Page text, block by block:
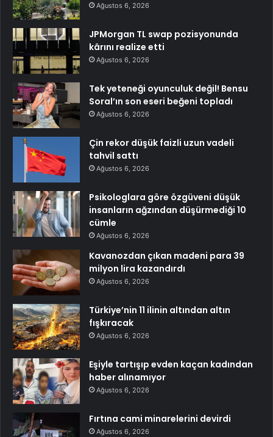
Ağustos 6, 2026
JPMorgan TL swap pozisyonunda
kârını realize etti
Ağustos 6, 2026
Tek yeteneği oyunculuk değil! Bensu
Soral’ın son eseri beğeni topladı
Ağustos 6, 2026
Çin rekor düşük faizli uzun vadeli
tahvil sattı
Ağustos 6, 2026
Psikologlara göre özgüveni düşük
insanların ağzından düşürmediği 10
cümle
Ağustos 6, 2026
Kavanozdan çıkan madeni para 39
milyon lira kazandırdı
Ağustos 6, 2026
Türkiye’nin 11 ilinin altından altın
fışkıracak
Ağustos 6, 2026
Eşiyle tartışıp evden kaçan kadından
haber alınamıyor
Ağustos 6, 2026
Fırtına cami minarelerini devirdi
Ağustos 6, 2026